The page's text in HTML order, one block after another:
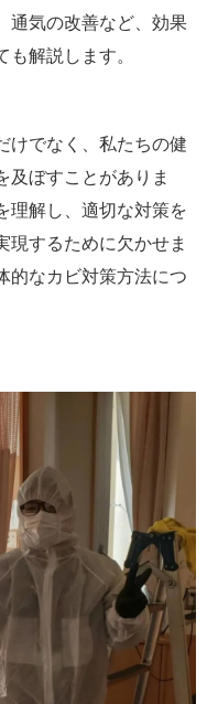
通気の改善など、効果
解説します。
けでなく、私たちの健
及ぼすことがありま
理解し、適切な対策を
現するために欠かせま
的なカビ対策方法につ